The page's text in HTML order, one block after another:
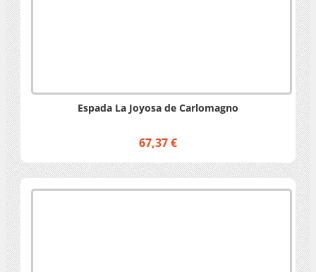
Espada La Joyosa de Carlomagno
67,37 €